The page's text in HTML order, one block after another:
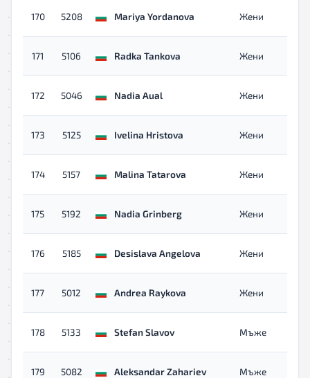
170 5208 Mariya Yordanova Жени
171 5106 Radka Tankova Жени
172 5046 Nadia Aual Жени
173 5125 Ivelina Hristova Жени
174 5157 Malina Tatarova Жени
175 5192 Nadia Grinberg Жени
176 5185 Desislava Angelova Жени
177 5012 Andrea Raykova Жени
178 5133 Stefan Slavov Мъже
179 5082 Aleksandar Zahariev Мъже